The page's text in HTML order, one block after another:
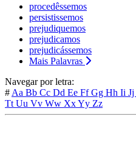
procedêssemos
persistissemos
prejudiquemos
prejudicamos
prejudicássemos
Mais Palavras
Navegar por letra:
# Aa Bb Cc Dd Ee FfGg Hh Ii Jj
Tt Uu Vv Ww XxYy Zz